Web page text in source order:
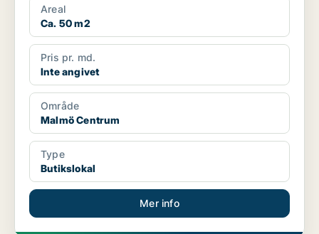
Areal
Ca. 50 m2
Pris pr. md.
Inte angivet
Område
Malmö Centrum
Type
Butikslokal
Mer info